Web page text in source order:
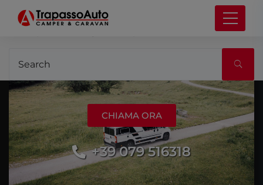
It seems we can’t find what you’re looking for.
CHIAMA ORA
+39 079 516318